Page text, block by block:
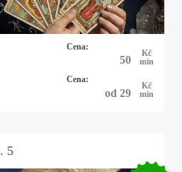
Cena:
50
Kč
min
Cena:
od 29
Kč
min
vám to, co mi karty ukazují a
s tím nemažu.
5